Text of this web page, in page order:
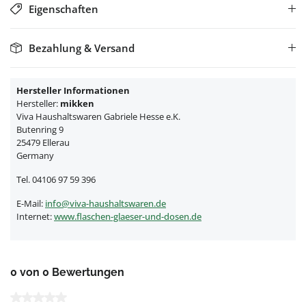
Eigenschaften
Bezahlung & Versand
Hersteller Informationen
Hersteller: mikken
Viva Haushaltswaren Gabriele Hesse e.K.
Butenring 9
25479 Ellerau
Germany
Tel. 04106 97 59 396
E-Mail: info@viva-haushaltswaren.de
Internet:www.flaschen-glaeser-und-dosen.de
0 von 0 Bewertungen